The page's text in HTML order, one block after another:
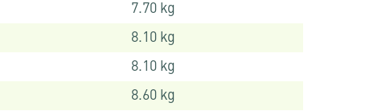
7.70 kg
8.10 kg
8.10 kg
8.60 kg